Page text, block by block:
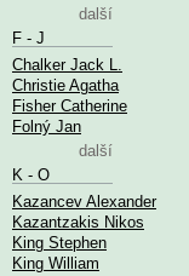
další
F - J
Chalker Jack L.
Christie Agatha
Fisher Catherine
Folný Jan
další
K - O
Kazancev Alexander
Kazantzakis Nikos
King Stephen
King William